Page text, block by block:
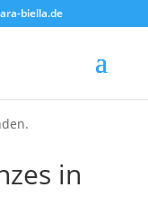
biella.de
in